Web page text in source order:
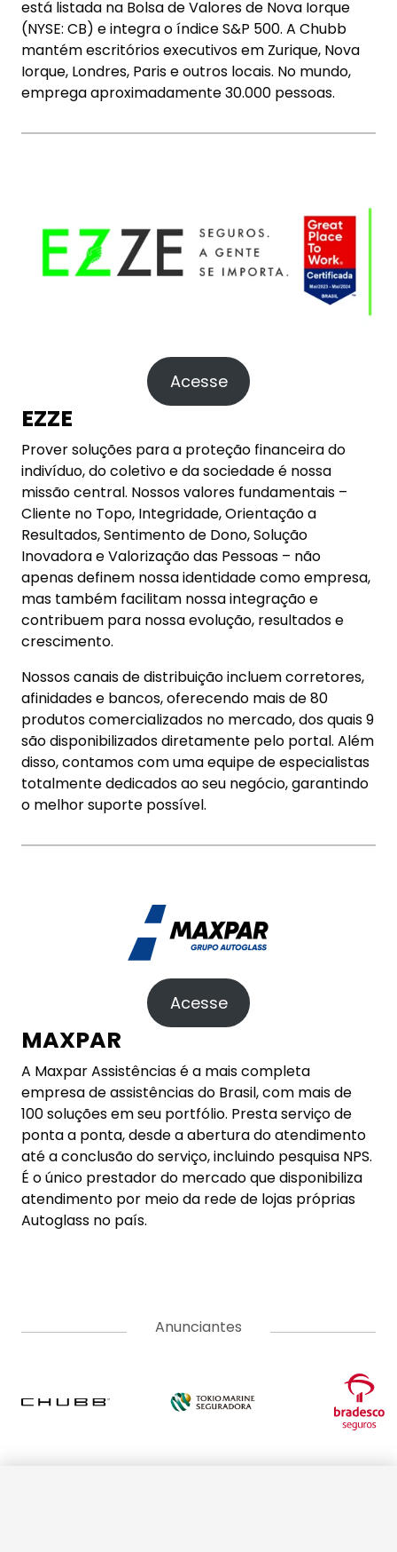
está listada na Bolsa de Valores de Nova Iorque
(NYSE: CB) e integra o índice S&P 500. A Chubb
mantém escritórios executivos em Zurique, Nova
Iorque, Londres, Paris e outros locais. No mundo,
emprega aproximadamente 30.000 pessoas.
Acesse
EZZE
Prover soluções para a proteção financeira do
indivíduo, do coletivo e da sociedade é nossa
missão central. Nossos valores fundamentais –
Cliente no Topo, Integridade, Orientação a
Resultados, Sentimento de Dono, Solução
Inovadora e Valorização das Pessoas – não
apenas definem nossa identidade como empresa,
mas também facilitam nossa integração e
contribuem para nossa evolução, resultados e
crescimento.
Nossos canais de distribuição incluem corretores,
afinidades e bancos, oferecendo mais de 80
produtos comercializados no mercado, dos quais 9
são disponibilizados diretamente pelo portal. Além
disso, contamos com uma equipe de especialistas
totalmente dedicados ao seu negócio, garantindo
o melhor suporte possível.
Acesse
MAXPAR
A Maxpar Assistências é a mais completa
empresa de assistências do Brasil, com mais de
100 soluções em seu portfólio. Presta serviço de
ponta a ponta, desde a abertura do atendimento
até a conclusão do serviço, incluindo pesquisa NPS.
É o único prestador do mercado que disponibiliza
atendimento por meio da rede de lojas próprias
Autoglass no país.
Anunciantes